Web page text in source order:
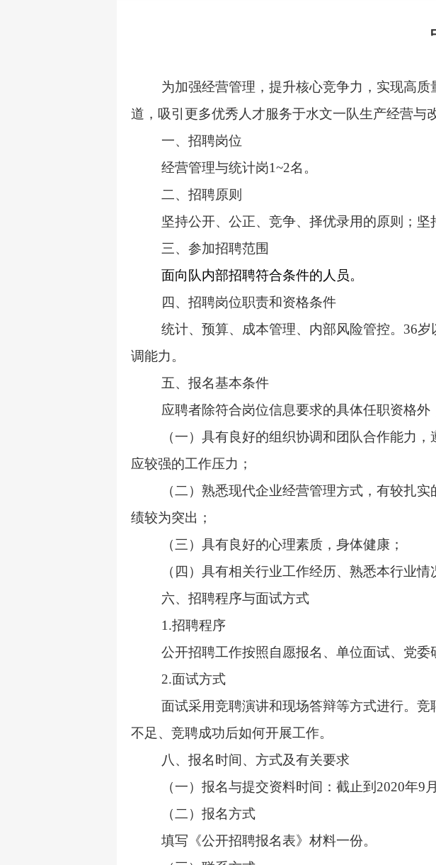
为加强经营管理，提升核心竞争力，实现高
道，吸引更多优秀人才服务于水文一队生产经营与
一、招聘岗位
经营管理与统计岗1~2名。
二、招聘原则
坚持公开、公正、竞争、择优录用的原则；
三、参加招聘范围
面向队内部招聘符合条件的人员。
四、招聘岗位职责和资格条件
统计、预算、成本管理、内部风险管控。36
调能力。
五、报名基本条件
应聘者除符合岗位信息要求的具体任职资格
（一）具有良好的组织协调和团队合作能力
应较强的工作压力；
（二）熟悉现代企业经营管理方式，有较扎
绩较为突出；
（三）具有良好的心理素质，身体健康；
（四）具有相关行业工作经历、熟悉本行业情
六、招聘程序与面试方式
1.招聘程序
公开招聘工作按照自愿报名、单位面试、党委
2.面试方式
面试采用竞聘演讲和现场答辩等方式进行。
不足、竞聘成功后如何开展工作。
八、报名时间、方式及有关要求
（一）报名与提交资料时间： 截止到2020年9
（二）报名方式
填写《公开招聘报名表》 材料一份。